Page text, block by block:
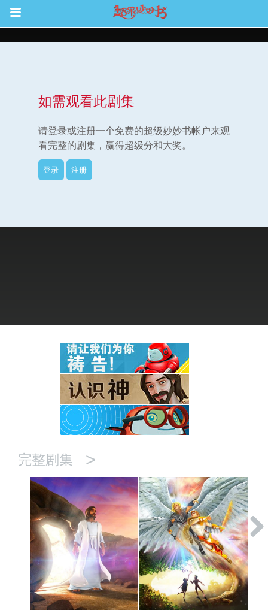
Return to Content
如需观看此剧集
请登录或注册一个免费的超级妙妙书帐户来观
看完整的剧集，赢得超级分和大奖。
登录 注册
完整剧集 >